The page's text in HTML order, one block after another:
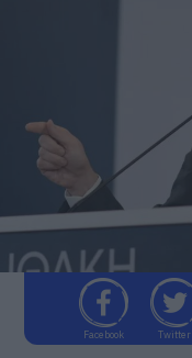
Facebook Twitter